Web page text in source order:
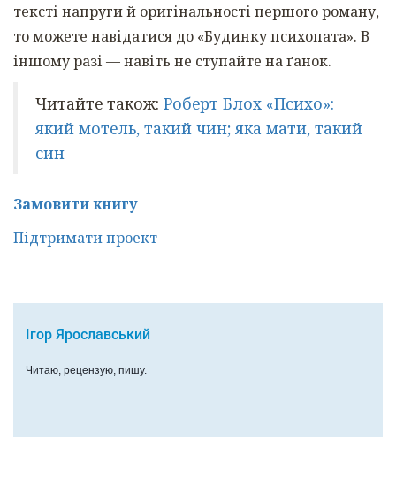
тексті напруги й оригінальності першого роману,
то можете навідатися до «Будинку психопата». В
іншому разі — навіть не ступайте на ґанок.
Читайте також: Роберт Блох «Психо»:
який мотель, такий чин; яка мати, такий
син
Замовити книгу
Підтримати проект
Ігор Ярославський
Читаю, рецензую, пишу.